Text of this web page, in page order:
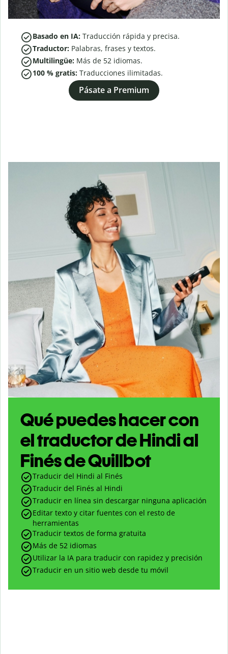
Basado en IA: Traducción rápida y precisa.
Traductor: Palabras, frases y textos.
Multilingüe: Más de 52 idiomas.
100 % gratis: Traducciones ilimitadas.
Pásate a Premium
Qué puedes hacer con
el traductor de Hindi al
Finés de Quillbot
Traducir del Hindi al Finés
Traducir del Finés al Hindi
Traducir en línea sin descargar ninguna aplicación
Editar texto y citar fuentes con el resto de
herramientas
Traducir textos de forma gratuita
Más de 52 idiomas
Utilizar la IA para traducir con rapidez y precisión
Traducir en un sitio web desde tu móvil